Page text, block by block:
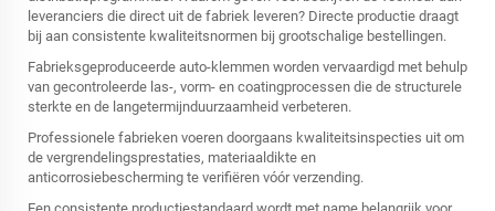
leveranciers die direct uit de fabriek leveren? Directe productie draagt
bij aan consistente kwaliteitsnormen bij grootschalige bestellingen.
Fabrieksgeproduceerde auto-klemmen worden vervaardigd met behulp
van gecontroleerde las-, vorm- en coatingprocessen die de structurele
sterkte en de langetermijnduurzaamheid verbeteren.
Professionele fabrieken voeren doorgaans kwaliteitsinspecties uit om
de vergrendelingsprestaties, materiaaldikte en
anticorrosiebescherming te verifiëren vóór verzending.